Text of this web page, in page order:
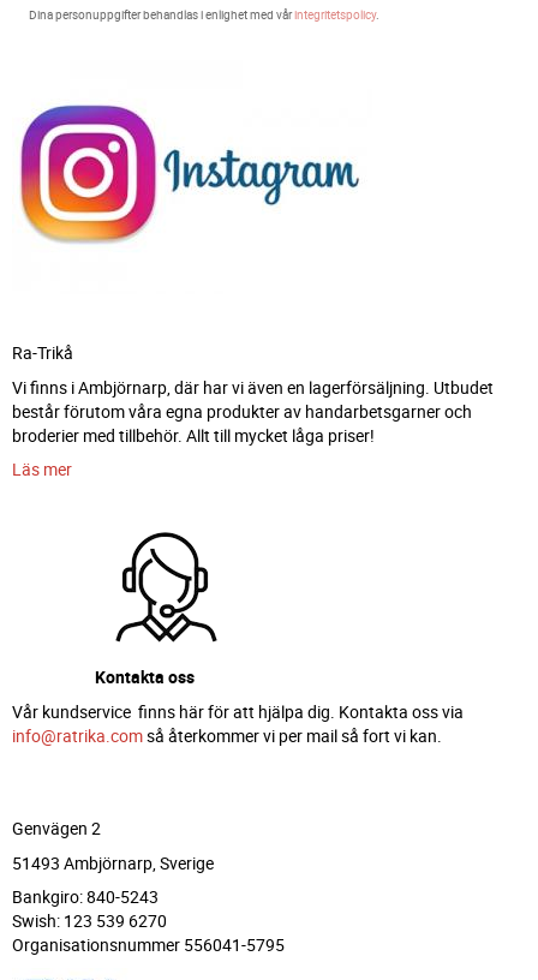
Dina personuppgifter behandlas i enlighet med vårintegritetspolicy.
Ra-Trikå
Vi finns i Ambjörnarp, där har vi även en lagerförsäljning. Utbudet
består förutom våra egna produkter av handarbetsgarner och
broderier med tillbehör. Allt till mycket låga priser!
Läs mer
Kontakta oss
Vår kundservice finns här för att hjälpa dig. Kontakta oss via
info@ratrika.comså återkommer vi per mail så fort vi kan.
Genvägen 2
51493 Ambjörnarp, Sverige
Bankgiro: 840-5243
Swish: 123 539 6270
Organisationsnummer 556041-5795